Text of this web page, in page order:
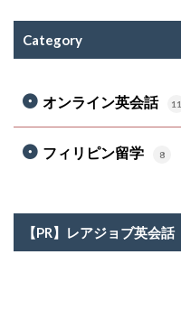
Category
オンライン英会話 11
フィリピン留学 8
【PR】レアジョブ英会話